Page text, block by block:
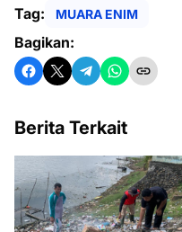
Tag: MUARA ENIM
Bagikan:
Berita Terkait